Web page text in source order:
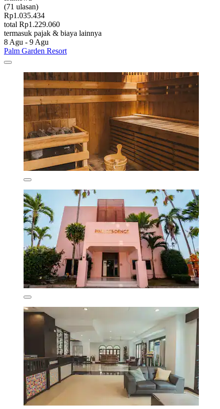
(71 ulasan)
Rp1.035.434
total Rp1.229.060
termasuk pajak & biaya lainnya
8 Agu - 9 Agu
Palm Garden Resort